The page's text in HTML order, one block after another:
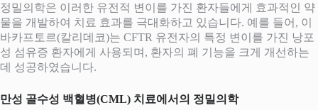
정밀의학은 이러한 유전적 변이를 가진 환자들에게 효과적인 약
물을 개발하여 치료 효과를 극대화하고 있습니다. 예를 들어, 이
바카프토르(칼리데코)는 CFTR 유전자의 특정 변이를 가진 낭포
성 섬유증 환자에게 사용되며, 환자의 폐 기능을 크게 개선하는
데 성공하였습니다.
만성 골수성 백혈병(CML) 치료에서의 정밀의학